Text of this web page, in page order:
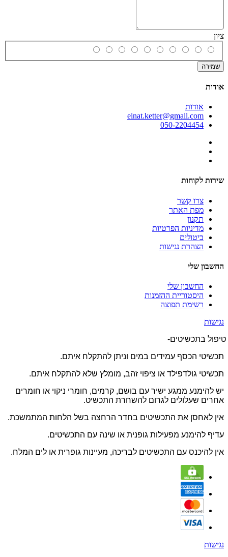
ציון
שמירה
אודות
אודות
einat.ketter@gmail.com
050-2204454
שירות לקוחות
צרו קשר
מפת האתר
תקנון
מדיניות הפרטיות
ביטולים
הצהרת נגישות
החשבון שלי
החשבון שלי
היסטוריית ההזמנות
רשימת תפוצה
נגישות
טיפול בתכשיטים-
תכשיטי הכסף עמידים במים וניתן להתקלח איתם.
תכשיטי גולדפילד או ציפוי זהב, מומלץ שלא להתקלח איתם.
יש להימנע ממגע ישיר עם בושם, קרמים, חומרי ניקוי או חומרים
אחרים שעלולים לגרום להשחרת התכשיט.
אין לאחסן את התכשיטים בחדר הרחצה בשל הלחות המתמשכת.
עדיף להימנע מפעילות גופנית או שינה עם התכשיטים.
אין להיכנס עם התכשיטים לבריכה, מעיינות גופרית או לים המלח.
נגישות